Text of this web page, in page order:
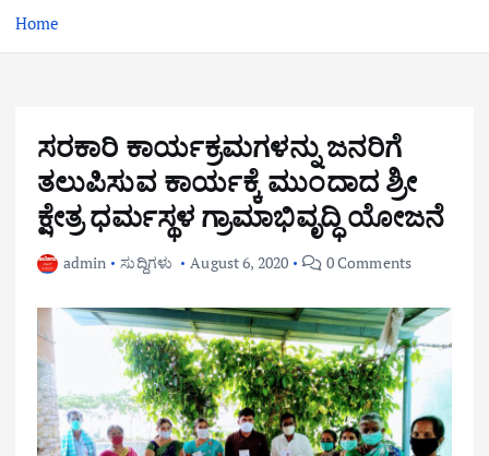
e
Home
ಸರಕಾರಿ ಕಾರ್ಯಕ್ರಮಗಳನ್ನು ಜನರಿಗೆ
ತಲುಪಿಸುವ ಕಾರ್ಯಕ್ಕೆ ಮುಂದಾದ ಶ್ರೀ
ಕ್ಷೇತ್ರ ಧರ್ಮಸ್ಥಳ ಗ್ರಾಮಾಭಿವೃದ್ಧಿ ಯೋಜನೆ
admin ಸುದ್ದಿಗಳು August 6, 2020 0 Comments